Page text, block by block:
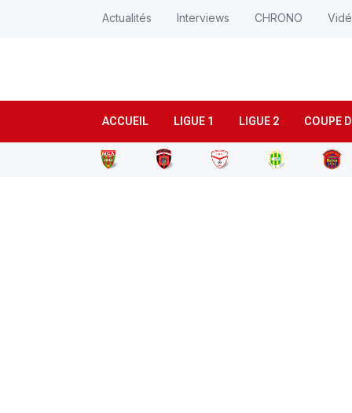
ACCUEIL LIGUE 1 LIGUE 2 COUPE
Actualités Interviews CHRONO